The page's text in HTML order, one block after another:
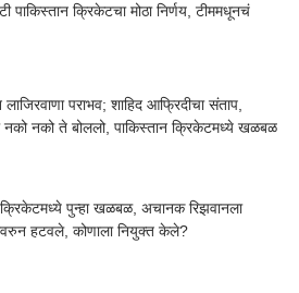
पाकिस्तान क्रिकेटचा मोठा निर्णय, टीममधूनचं
पराभव; शाहिद आफ्रिदीचा संताप,
नको नको ते बोललो, पाकिस्तान क्रिकेटमध्ये खळबळ
क्रिकेटमध्ये पुन्हा खळबळ, अचानक रिझवानला
हटवले, कोणाला नियुक्त केले?